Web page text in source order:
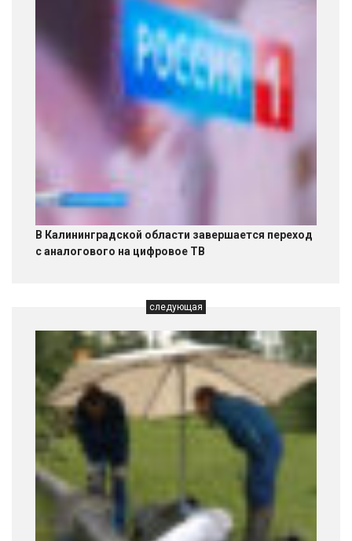
В Калининградской области завершается переход
с аналогового на цифровое ТВ
следующая